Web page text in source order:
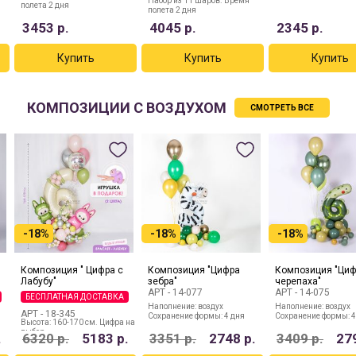
полета 2 дня
3453 р.
полета 2 дня
4045 р. 2345 р.
КОМПОЗИЦИИ С ВОЗДУХОМ СМОТРЕТЬ ВСЕ
-18%
Композиция " Цифра с
Лабубу"
БЕСПЛАТНАЯ ДОСТАВКА
АРТ - 18-345
Высота: 160-170 см. Цифра на
выбор
6320р. 5183 р.
-18%
Композиция "Цифра
зебра"
АРТ - 14-077
Наполнение: воздух
Сохранение формы: 4 дня
3351р. 2748 р.
-18%
Композиция
черепаха"
АРТ - 14-075
Наполнение: воздух
Сохранение формы:
3409р.